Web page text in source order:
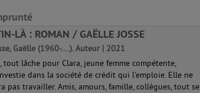
LÀ : ROMAN / GAËLLE JOSSE
Gaëlle (1960-....). Auteur | 2021
tout lâche pour Clara, jeune femme compétente,
dans la société de crédit qui l'emploie. Elle ne
pas travailler. Amis, amours, famille, collègues, tout se